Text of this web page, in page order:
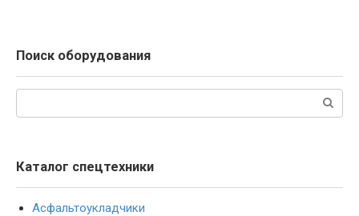
Поиск оборудования
Каталог спецтехники
Асфальтоукладчики